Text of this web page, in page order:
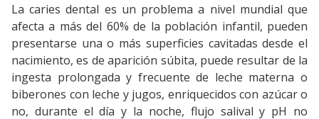
La caries dental es un problema a nivel mundial que
afecta a más del 60% de la población infantil, pueden
presentarse una o más superficies cavitadas desde el
nacimiento, es de aparición súbita, puede resultar de la
ingesta prolongada y frecuente de leche materna o
biberones con leche y jugos, enriquecidos con azúcar o
no, durante el día y la noche, flujo salival y pH no